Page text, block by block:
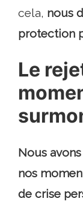
cela, nous
protection
Le
Nous
nos
de crise